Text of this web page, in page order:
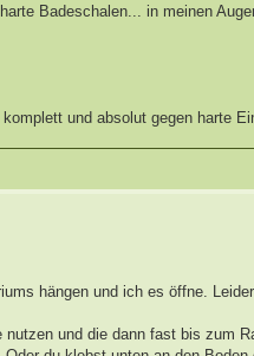
Badeschalen... in meinen
und absolut gegen harte
hängen und ich es öffne.
und die dann fast bis zum